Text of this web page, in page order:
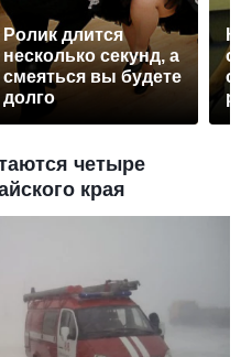
Ролик длится
несколько секунд, а
смеяться вы будете
долго
четыре
края